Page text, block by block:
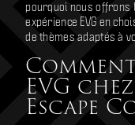
pourquoi nous
expérience EVG en
de thèmes adaptés à
EVG
Escape